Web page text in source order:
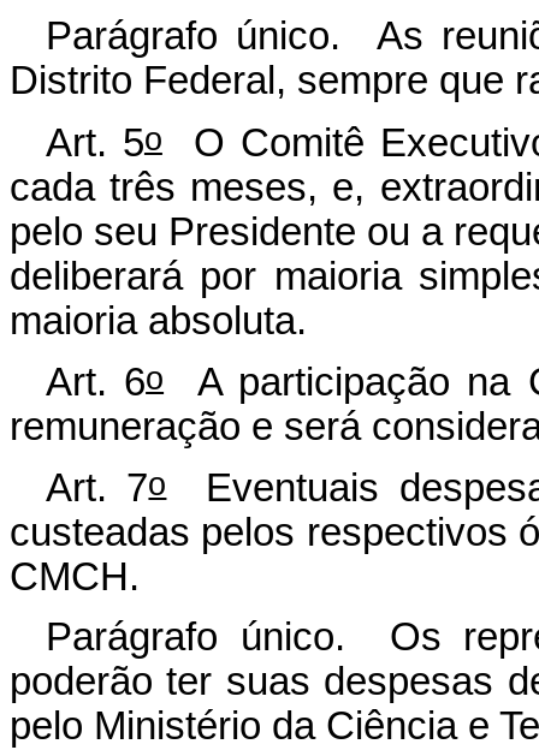
Parágrafo único. As
Distrito Federal, sempre que
Art. 5oO Comitê
cada três meses, e,
pelo seu Presidente ou a
deliberará por maioria
maioria absoluta.
Art. 6oA participação na
remuneração e será
Art. 7oEventuais
custeadas pelos respectivos
CMCH.
Parágrafo único. Os
poderão ter suas despesas
pelo Ministério da Ciência e